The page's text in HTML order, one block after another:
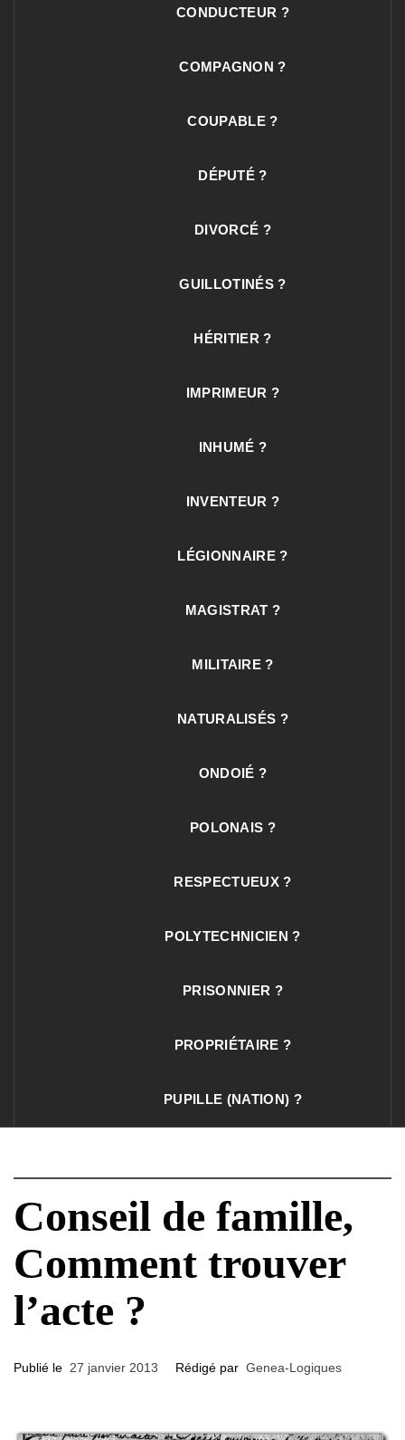
CONDUCTEUR ?
COMPAGNON ?
COUPABLE ?
DÉPUTÉ ?
DIVORCÉ ?
GUILLOTINÉS ?
HÉRITIER ?
IMPRIMEUR ?
INHUMÉ ?
INVENTEUR ?
LÉGIONNAIRE ?
MAGISTRAT ?
MILITAIRE ?
NATURALISÉS ?
ONDOIÉ ?
POLONAIS ?
RESPECTUEUX ?
POLYTECHNICIEN ?
PRISONNIER ?
PROPRIÉTAIRE ?
PUPILLE (NATION) ?
Conseil de famille,
Comment trouver
l’acte ?
Publié le 27 janvier 2013 Rédigé par Genea-Logiques